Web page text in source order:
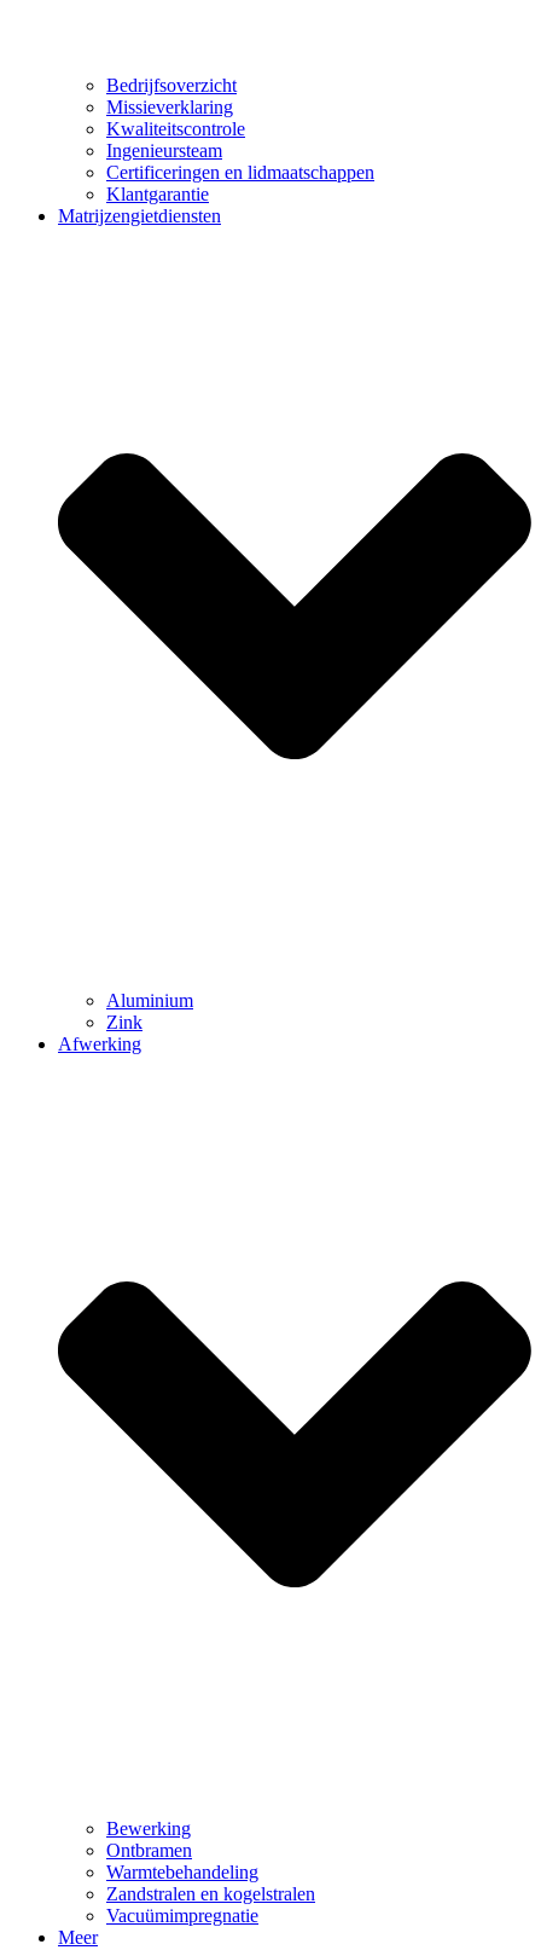
Bedrijfsoverzicht
Missieverklaring
Kwaliteitscontrole
Ingenieursteam
Certificeringen en lidmaatschappen
Klantgarantie
Matrijzengietdiensten
Aluminium
Zink
Afwerking
Bewerking
Ontbramen
Warmtebehandeling
Zandstralen en kogelstralen
Vacuümimpregnatie
Meer